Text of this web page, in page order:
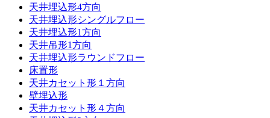
天井埋込形4方向
天井埋込形シングルフロー
天井埋込形1方向
天井吊形1方向
天井埋込形ラウンドフロー
床置形
天井カセット形１方向
壁埋込形
天井カセット形４方向